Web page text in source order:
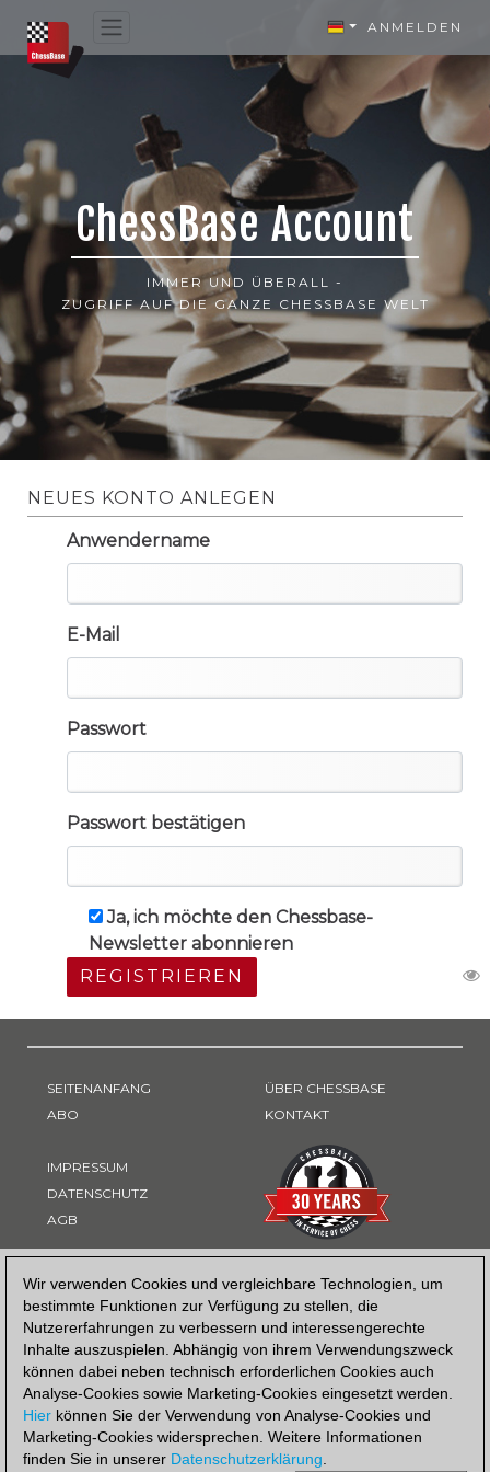
Wir verwenden Cookies und vergleichbare Technologien, um
bestimmte Funktionen zur Verfügung zu stellen, die
Nutzererfahrungen zu verbessern und interessengerechte
Inhalte auszuspielen. Abhängig von ihrem Verwendungszweck
können dabei neben technisch erforderlichen Cookies auch
Analyse-Cookies sowie Marketing-Cookies eingesetzt werden.
Hier können Sie der Verwendung von Analyse-Cookies und
Marketing-Cookies widersprechen. Weitere Informationen
finden Sie in unserer Datenschutzerklärung.
ANMELDEN
ChessBase Account
IMMER UND ÜBERALL -
ZUGRIFF AUF DIE GANZE CHESSBASE WELT
NEUES KONTO ANLEGEN
Anwendername
E-Mail
Passwort
Passwort bestätigen
Ja, ich möchte den Chessbase-
Newsletter abonnieren
REGISTRIEREN
SEITENANFANG
ABO
IMPRESSUM
DATENSCHUTZ
AGB
ÜBER CHESSBASE
KONTAKT
ZAHLUNGSART